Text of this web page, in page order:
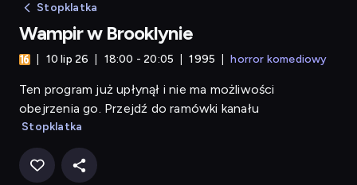
Stopklatka
Wampir w Brooklynie
10 lip 26 18:00 - 20:05 1995 horror komediowy
Ten program już upłynął i nie ma możliwości
obejrzenia go. Przejdź do ramówki kanału
Stopklatka